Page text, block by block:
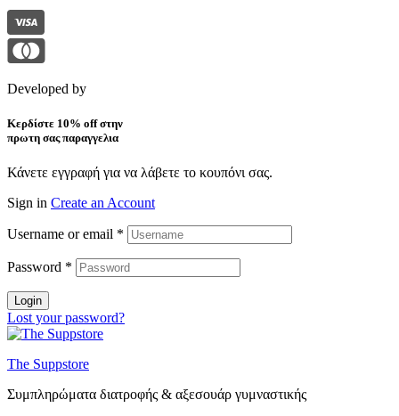
Developed by
Κερδίστε 10% off στην
πρωτη σας παραγγελια
Κάνετε εγγραφή για να λάβετε το κουπόνι σας.
Sign in Create an Account
Username or email *
Password *
Login
Lost your password?
The Suppstore
Συμπληρώματα διατροφής & αξεσουάρ γυμναστικής